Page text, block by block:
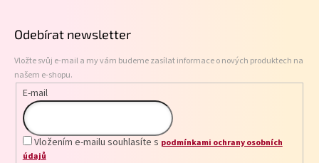
Odebírat newsletter
Vložte svůj e-mail a my vám budeme zasílat informace o nových produktech na
našem e-shopu.
E-mail
Vložením e-mailu souhlasíte s podmínkami ochrany osobních
údajů